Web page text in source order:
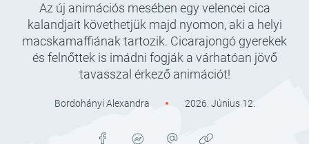
Az új animációs mesében egy velencei cica
kalandjait követhetjük majd nyomon, aki a helyi
macskamaffiának tartozik. Cicarajongó gyerekek
és felnőttek is imádni fogják a várhatóan jövő
tavasszal érkező animációt!
Bordohányi Alexandra 2026. Június 12.